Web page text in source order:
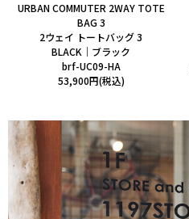
URBAN COMMUTER 2WAY TOTE
BAG 3
2ウェイ トートバッグ 3
BLACK｜ブラック
brf-UC09-HA
53,900円(税込)